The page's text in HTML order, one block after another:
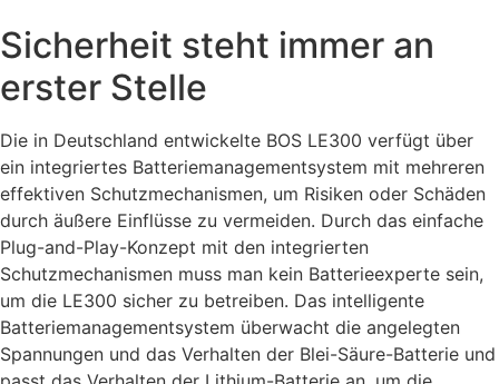
Sicherheit steht immer an
erster Stelle
Die in Deutschland entwickelte BOS LE300 verfügt über
ein integriertes Batteriemanagementsystem mit mehreren
effektiven Schutzmechanismen, um Risiken oder Schäden
durch äußere Einflüsse zu vermeiden. Durch das einfache
Plug-and-Play-Konzept mit den integrierten
Schutzmechanismen muss man kein Batterieexperte sein,
um die LE300 sicher zu betreiben. Das intelligente
Batteriemanagementsystem überwacht die angelegten
Spannungen und das Verhalten der Blei-Säure-Batterie und